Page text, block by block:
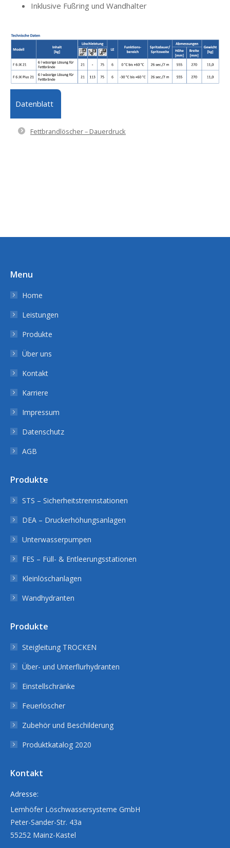
Inklusive Fußring und Wandhalter
Datenblatt
Fettbrandlöscher – Dauerdruck
Menu
Home
Leistungen
Produkte
Über uns
Kontakt
Karriere
Impressum
Datenschutz
AGB
Produkte
STS – Sicherheitstrennstationen
DEA – Druckerhöhungsanlagen
Unterwasserpumpen
FES – Füll- & Entleerungsstationen
Kleinlöschanlagen
Wandhydranten
Produkte
Steigleitung TROCKEN
Über- und Unterflurhydranten
Einstellschränke
Feuerlöscher
Zubehör und Beschilderung
Produktkatalog 2020
Kontakt
Adresse:
Lemhöfer Löschwassersysteme GmbH
Peter-Sander-Str. 43a
55252 Mainz-Kastel